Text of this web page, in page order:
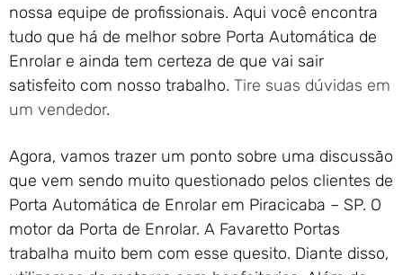
nossa equipe de profissionais. Aqui você encontra
tudo que há de melhor sobre Porta Automática de
Enrolar e ainda tem certeza de que vai sair
satisfeito com nosso trabalho. Tire suas dúvidas em
um vendedor.
Agora, vamos trazer um ponto sobre uma discussão
que vem sendo muito questionado pelos clientes de
Porta Automática de Enrolar em Piracicaba – SP. O
motor da Porta de Enrolar. A Favaretto Portas
trabalha muito bem com esse quesito. Diante disso,